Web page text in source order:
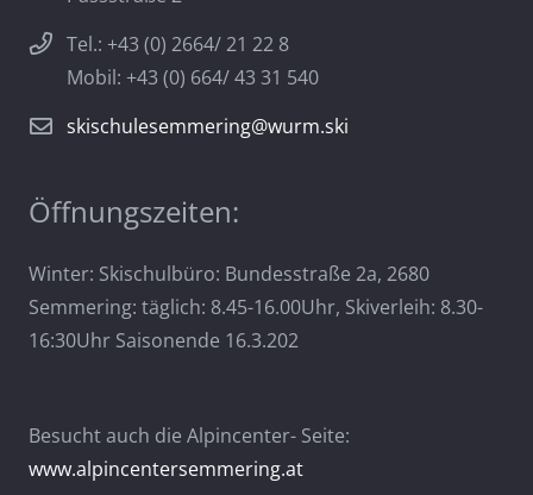
Tel.: +43 (0) 2664/ 21 22 8
Mobil: +43 (0) 664/ 43 31 540
skischulesemmering@wurm.ski
Öffnungszeiten:
Winter: Skischulbüro: Bundesstraße 2a, 2680
Semmering: täglich: 8.45-16.00Uhr, Skiverleih: 8.30-
16:30Uhr Saisonende 16.3.202
Besucht auch die Alpincenter- Seite:
www.alpincentersemmering.at